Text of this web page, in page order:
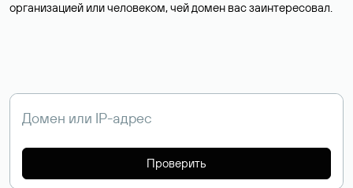
организацией или человеком, чей домен вас заинтересовал.
Проверить